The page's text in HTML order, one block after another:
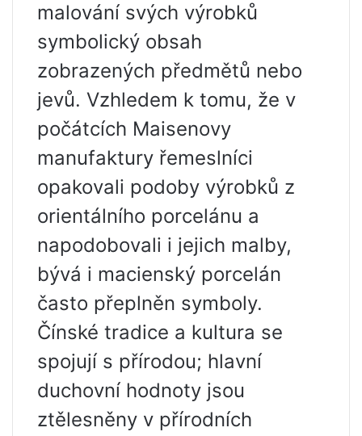
malování svých výrobků
symbolický obsah
zobrazených předmětů nebo
jevů. Vzhledem k tomu, že v
počátcích Maisenovy
manufaktury řemeslníci
opakovali podoby výrobků z
orientálního porcelánu a
napodobovali i jejich malby,
bývá i macienský porcelán
často přeplněn symboly.
Čínské tradice a kultura se
spojují s přírodou; hlavní
duchovní hodnoty jsou
ztělesněny v přírodních